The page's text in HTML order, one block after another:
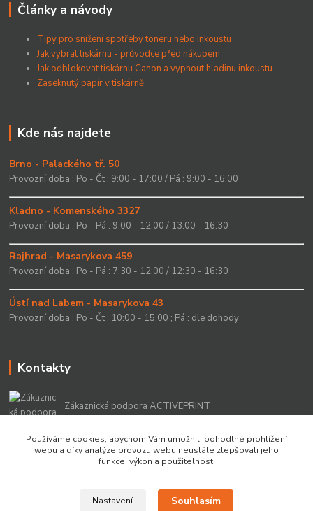
Články a návody
Tipy pro snížení spotřeby toneru nebo inkoustu
Jak vybrat tiskárnu - průvodce před nákupem
Jak odblokovat tiskárnu Canon a vypnout hladinu inkoustu
Zaseknutý papír v tiskárně
Kde nás najdete
Brno - Palackého tř. 50
Provozní doba : Po - Čt : 9:00 - 17:00 / Pá : 9:00 - 16:00
Kladno - Komenského 3327
Provozní doba : Po - Pá : 9:00 - 12:00 / 13:00 - 16:30
Rajhrad - Masarykova 459
Provozní doba : Po - Pá : 7:30 - 12:00 / 12:30 - 16:30
Ústí nad Labem - Masarykova 43
Provozní doba : Po - Čt : 10:00 - 15.00 ; Pá : dle dohody
Kontakty
Zákaznická podpora ACTIVEPRINT
+420 549 213 756
info@activeprint.cz
Používáme cookies, abychom Vám umožnili pohodlné prohlížení
webu a díky analýze provozu webu neustále zlepšovali jeho
funkce, výkon a použitelnost.
Nastavení Souhlasím